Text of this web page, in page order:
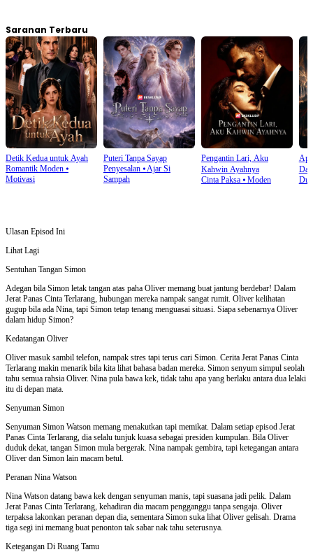
Saranan Terbaru
Detik Kedua untuk Ayah
Romantik Moden ⦁
Motivasi
Puteri Tanpa Sayap
Penyesalan⦁Ajar Si
Sampah
Pengantin Lari, Aku
Kahwin Ayahnya
Cinta Paksa⦁ Moden
Api
Ulasan Episod Ini
Lihat Lagi
Sentuhan Tangan Simon
Adegan bila Simon letak tangan atas paha Oliver memang buat jantung berdebar! Dalam
Jerat Panas Cinta Terlarang, hubungan mereka nampak sangat rumit. Oliver kelihatan
gugup bila ada Nina, tapi Simon tetap tenang menguasai situasi. Siapa sebenarnya Oliver
dalam hidup Simon?
Kedatangan Oliver
Oliver masuk sambil telefon, nampak stres tapi terus cari Simon. Cerita Jerat Panas Cinta
Terlarang makin menarik bila kita lihat bahasa badan mereka. Simon senyum simpul seolah
tahu semua rahsia Oliver. Nina pula bawa kek, tidak tahu apa yang berlaku antara dua lelaki
itu di depan mata.
Senyuman Simon
Senyuman Simon Watson memang menakutkan tapi memikat. Dalam setiap episod Jerat
Panas Cinta Terlarang, dia selalu tunjuk kuasa sebagai presiden kumpulan. Bila Oliver
duduk dekat, tangan Simon mula bergerak. Nina nampak gembira, tapi ketegangan antara
Oliver dan Simon lain macam betul.
Peranan Nina Watson
Nina Watson datang bawa kek dengan senyuman manis, tapi suasana jadi pelik. Dalam
Jerat Panas Cinta Terlarang, kehadiran dia macam pengganggu tanpa sengaja. Oliver
terpaksa lakonkan peranan depan dia, sementara Simon suka lihat Oliver gelisah. Drama
tiga segi ini memang buat penonton tak sabar nak tahu seterusnya.
Ketegangan Di Ruang Tamu